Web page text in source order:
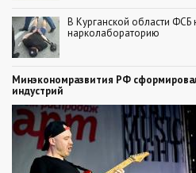
В Курганской области ФСБ
нарколабораторию
Минэкономразвития РФ
индустрий